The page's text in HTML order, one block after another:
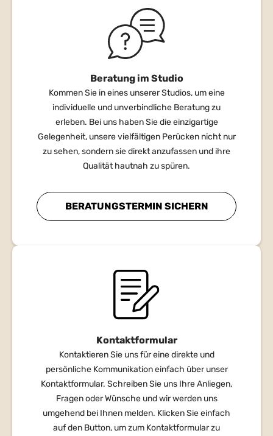
Beratung im Studio
Kommen Sie in eines unserer Studios, um eine
individuelle und unverbindliche Beratung zu
erleben. Bei uns haben Sie die einzigartige
Gelegenheit, unsere vielfältigen Perücken nicht nur
zu sehen, sondern sie direkt anzufassen und ihre
Qualität hautnah zu spüren.
BERATUNGSTERMIN SICHERN
Kontaktformular
Kontaktieren Sie uns für eine direkte und
persönliche Kommunikation einfach über unser
Kontaktformular. Schreiben Sie uns Ihre Anliegen,
Fragen oder Wünsche und wir werden uns
umgehend bei Ihnen melden. Klicken Sie einfach
auf den Button, um zum Kontaktformular zu